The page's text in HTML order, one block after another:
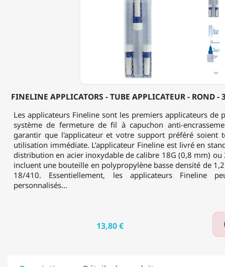
0.5MM
(20G)
FINELINE APPLICATORS - TUBE APPLICATEUR - ROND

Les applicateurs Fineline sont les premiers applicateurs de
système de fermeture de fil à capuchon anti-
garantir que l'applicateur et votre support préféré soient
utilisation immédiate. L’applicateur Fineline est livré en
distribution en acier inoxydable de calibre 18G (0,8 mm) ou
incluent une bouteille en polypropylène basse densité de
18/410. Essentiellement, les applicateurs Fineline
personnalisés...
13,80 €